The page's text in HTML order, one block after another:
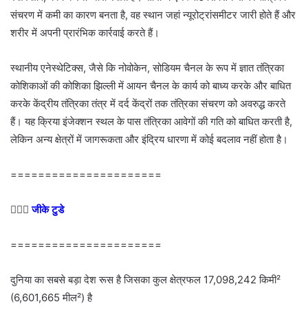
संचरण में कमी का कारण बनता है, वह स्थान जहां न्यूरोट्रांसमीटर जारी होते हैं और
शरीर में अपनी प्रारंभिक कार्रवाई करते हैं।
स्थानीय एनेस्थेटिक्स, जैसे कि नोवोकेन, सोडियम चैनल के रूप में ज्ञात तंत्रिका
कोशिकाओं की कोशिका झिल्ली में आयन चैनल के कार्य को बाध्य करके और बाधित
करके केंद्रीय तंत्रिका तंत्र में दर्द केंद्रों तक तंत्रिका संचरण को अवरुद्ध करते
हैं। यह क्रिया इंजेक्शन स्थल के पास तंत्रिका आवेगों की गति को बाधित करती है,
लेकिन अन्य क्षेत्रों में जागरूकता और इंद्रिय धारणा में कोई बदलाव नहीं होता है।
======================
💁🏻‍♂‍जीके टुडे
======================
दुनिया का सबसे बड़ा देश रूस है जिसका कुल क्षेत्रफल 17,098,242 किमी²
(6,601,665 मील²) है